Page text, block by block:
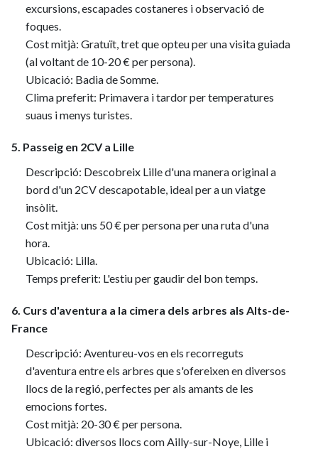
excursions, escapades costaneres i observació de
foques.
Cost mitjà: Gratuït, tret que opteu per una visita guiada
(al voltant de 10-20 € per persona).
Ubicació: Badia de Somme.
Clima preferit: Primavera i tardor per temperatures
suaus i menys turistes.
5. Passeig en 2CV a Lille
Descripció: Descobreix Lille d'una manera original a
bord d'un 2CV descapotable, ideal per a un viatge
insòlit.
Cost mitjà: uns 50 € per persona per una ruta d'una
hora.
Ubicació: Lilla.
Temps preferit: L'estiu per gaudir del bon temps.
6. Curs d'aventura a la cimera dels arbres als Alts-de-
France
Descripció: Aventureu-vos en els recorreguts
d'aventura entre els arbres que s'ofereixen en diversos
llocs de la regió, perfectes per als amants de les
emocions fortes.
Cost mitjà: 20-30 € per persona.
Ubicació: diversos llocs com Ailly-sur-Noye, Lille i